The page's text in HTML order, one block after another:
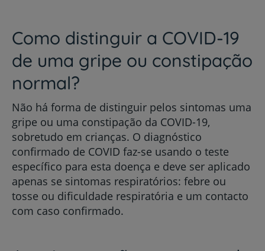
Como distinguir a COVID-19
de uma gripe ou constipação
normal?
Não há forma de distinguir pelos sintomas uma
gripe ou uma constipação da COVID-19,
sobretudo em crianças. O diagnóstico
confirmado de COVID faz-se usando o teste
específico para esta doença e deve ser aplicado
apenas se sintomas respiratórios: febre ou
tosse ou dificuldade respiratória e um contacto
com caso confirmado.